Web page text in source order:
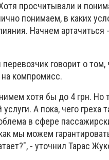
просчитывали и
понимаем, в каких
Начнем артачиться
говорит о
компромисс.
хотя бы до 4 грн. Но
услуги. А пока, чего
в сфере
мы можем
- уточнил Тарас